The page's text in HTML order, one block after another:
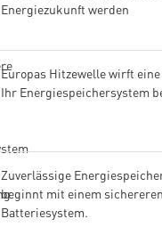
Energiezukunft werden
Europas Hitzewelle wirft
Ihr Energiespeichersystem
Zuverlässige
beginnt mit einem
Batteriesystem.